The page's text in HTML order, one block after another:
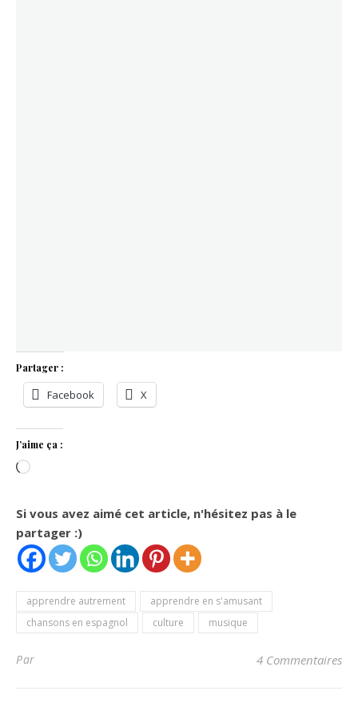
Partager :
Facebook X
J’aime ça :
Chargement…
Si vous avez aimé cet article, n'hésitez pas à le
partager :)
apprendre autrement
apprendre en s'amusant
chansons en espagnol
culture musique
Par 4 Commentaires